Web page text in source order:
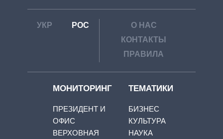
УКР РОС
О НАС
КОНТАКТЫ
ПРАВИЛА
МОНИТОРИНГ
ПРЕЗИДЕНТ И
ОФИС
ВЕРХОВНАЯ
ТЕМАТИКИ
БИЗНЕС
КУЛЬТУРА
НАУКА